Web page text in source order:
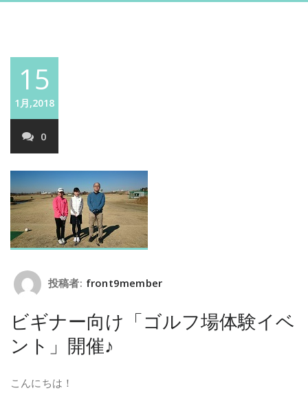
15
1月,2018
0
投稿者: front9member
ビギナー向け「ゴルフ場体験イベ
ント」開催♪
こんにちは！